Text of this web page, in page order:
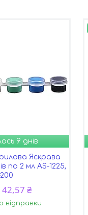
9 днів
Яскрава
по 2 мл AS-1225,
42,57 ₴
відправки